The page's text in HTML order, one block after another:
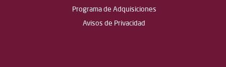
Programa de Adquisiciones
Avisos de Privacidad